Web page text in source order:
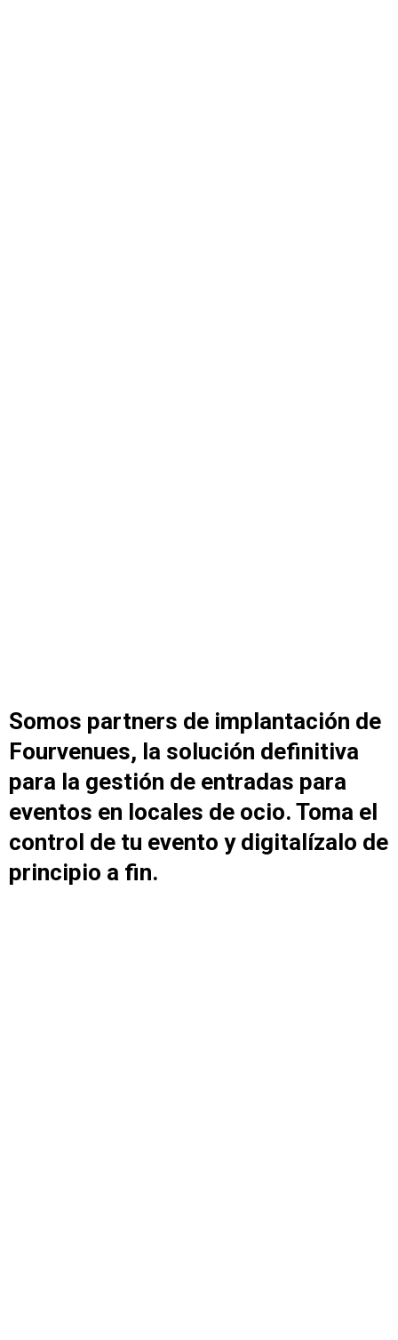
Somos partners de implantación de
Fourvenues, la solución definitiva
para la gestión de entradas para
eventos en locales de ocio. Toma el
control de tu evento y digitalízalo de
principio a fin.